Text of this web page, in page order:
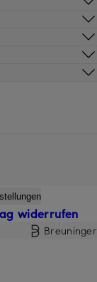
widerrufen
Breuninger